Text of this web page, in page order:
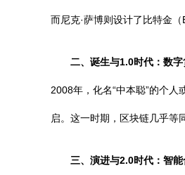
而尼克·萨博则设计了比特金
二、诞生与1.0时代：数字
2008年，化名“中本聪”的个
启。这一时期，区块链几乎等
三、演进与2.0时代：智